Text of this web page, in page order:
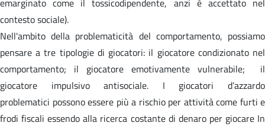
contesto sociale).
Nell'ambito della problematicità del comportamento, possiamo
pensare a tre tipologie di giocatori: il giocatore condizionato nel
comportamento; il giocatore emotivamente vulnerabile; il
giocatore impulsivo antisociale. I giocatori d’azzardo
problematici possono essere più a rischio per attività come furti e
frodi fiscali essendo alla ricerca costante di denaro per giocare In